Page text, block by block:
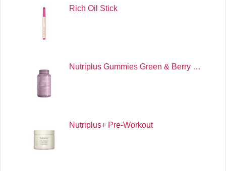
Rich Oil Stick
Nutriplus Gummies Green & Berry …
Nutriplus+ Pre-Workout